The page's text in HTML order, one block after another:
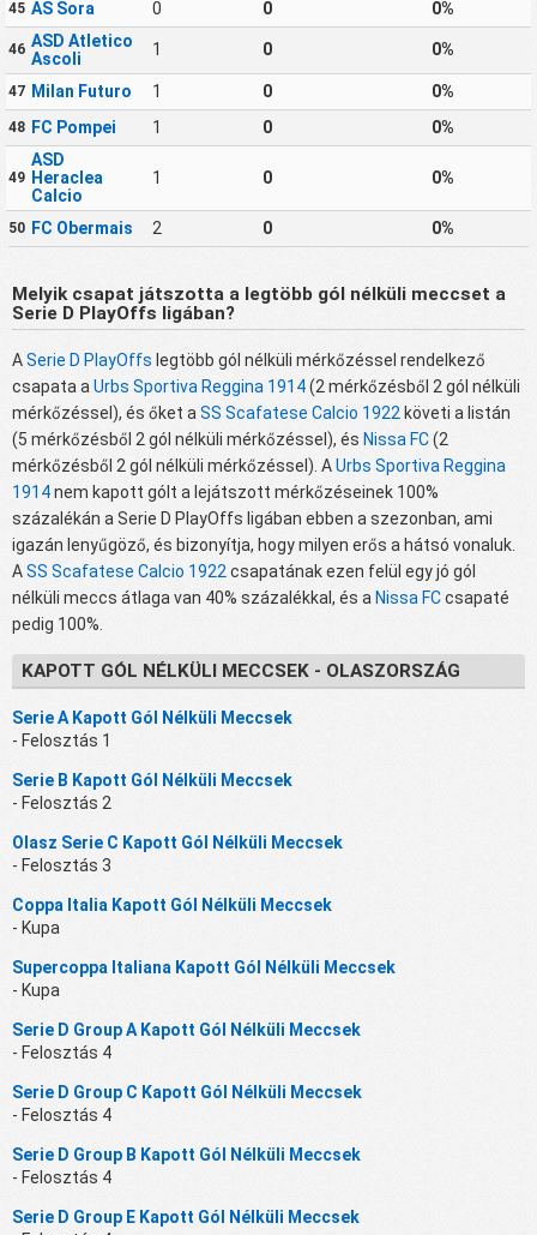
45 AS Sora 0 0 0%
46 ASD Atletico
Ascoli
1 0 0%
47 Milan Futuro 1 0 0%
48 FC Pompei 1 0 0%
49
ASD
Heraclea
Calcio
1 0 0%
50 FC Obermais 2 0 0%
Melyik csapat játszotta a legtöbb gól nélküli meccset a
Serie D PlayOffs ligában?
ASerie D PlayOffs legtöbb gól nélküli mérkőzéssel rendelkező
csapata a Urbs Sportiva Reggina 1914(2 mérkőzésből 2 gól nélküli
mérkőzéssel), és őket a SS Scafatese Calcio 1922 követi a listán
(5 mérkőzésből 2 gól nélküli mérkőzéssel), és Nissa FC(2
mérkőzésből 2 gól nélküli mérkőzéssel). AUrbs Sportiva Reggina
1914nem kapott gólt a lejátszott mérkőzéseinek 100%
százalékán a Serie D PlayOffs ligában ebben a szezonban, ami
igazán lenyűgöző, és bizonyítja, hogy milyen erős a hátsó vonaluk.
ASS Scafatese Calcio 1922 csapatának ezen felül egy jó gól
nélküli meccs átlaga van 40% százalékkal, és a Nissa FCcsapaté
pedig 100%.
KAPOTT GÓL NÉLKÜLI MECCSEK - OLASZORSZÁG
Serie A Kapott Gól Nélküli Meccsek
- Felosztás 1
Serie B Kapott Gól Nélküli Meccsek
- Felosztás 2
Olasz Serie C Kapott Gól Nélküli Meccsek
- Felosztás 3
Coppa Italia Kapott Gól Nélküli Meccsek
- Kupa
Supercoppa Italiana Kapott Gól Nélküli Meccsek
- Kupa
Serie D Group A Kapott Gól Nélküli Meccsek
- Felosztás 4
Serie D Group C Kapott Gól Nélküli Meccsek
- Felosztás 4
Serie D Group B Kapott Gól Nélküli Meccsek
- Felosztás 4
Serie D Group E Kapott Gól Nélküli Meccsek